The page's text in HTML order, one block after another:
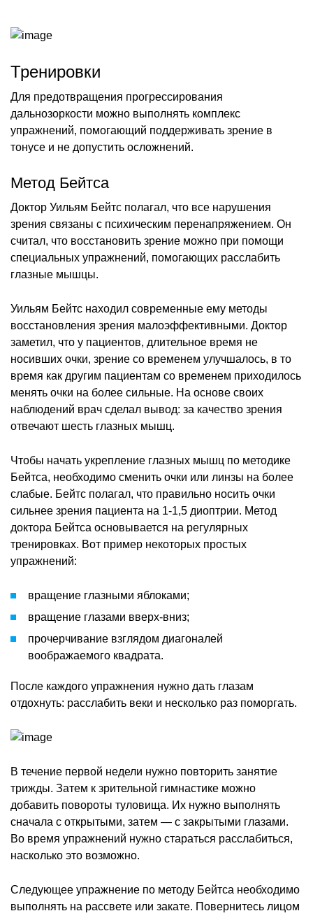
Тренировки
Для предотвращения прогрессирования
дальнозоркости можно выполнять комплекс
упражнений, помогающий поддерживать зрение в
тонусе и не допустить осложнений.
Метод Бейтса
Доктор Уильям Бейтс полагал, что все нарушения
зрения связаны с психическим перенапряжением. Он
считал, что восстановить зрение можно при помощи
специальных упражнений, помогающих расслабить
глазные мышцы.
Уильям Бейтс находил современные ему методы
восстановления зрения малоэффективными. Доктор
заметил, что у пациентов, длительное время не
носивших очки, зрение со временем улучшалось, в то
время как другим пациентам со временем приходилось
менять очки на более сильные. На основе своих
наблюдений врач сделал вывод: за качество зрения
отвечают шесть глазных мышц.
Чтобы начать укрепление глазных мышц по методике
Бейтса, необходимо сменить очки или линзы на более
слабые. Бейтс полагал, что правильно носить очки
сильнее зрения пациента на 1-1,5 диоптрии. Метод
доктора Бейтса основывается на регулярных
тренировках. Вот пример некоторых простых
упражнений:
вращение глазными яблоками;
вращение глазами вверх-вниз;
прочерчивание взглядом диагоналей
воображаемого квадрата.
После каждого упражнения нужно дать глазам
отдохнуть: расслабить веки и несколько раз поморгать.
В течение первой недели нужно повторить занятие
трижды. Затем к зрительной гимнастике можно
добавить повороты туловища. Их нужно выполнять
сначала с открытыми, затем — с закрытыми глазами.
Во время упражнений нужно стараться расслабиться,
насколько это возможно.
Следующее упражнение по методу Бейтса необходимо
выполнять на рассвете или закате. Повернитесь лицом